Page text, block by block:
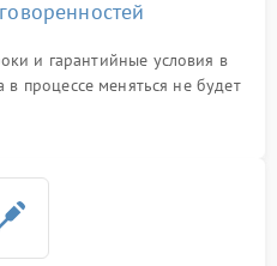
и гарантийные условия в
процессе меняться не будет